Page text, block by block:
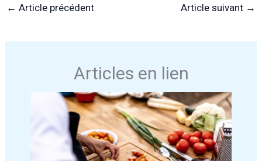
← Article précédent Article suivant →
Articles en lien